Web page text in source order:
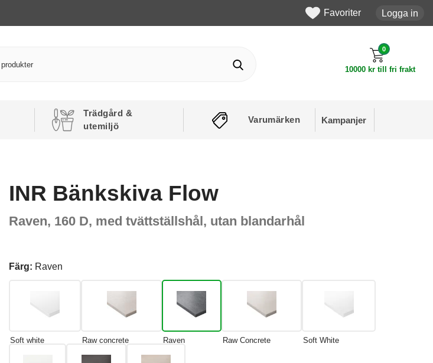
Favoriter Logga in
0
10000 kr till fri frakt
Trädgård &
utemiljö
Varumärken Kampanjer
INR Bänkskiva Flow
Raven, 160 D, med tvättställshål, utan blandarhål
Färg: Raven
Soft white Raw concrete Raven Raw Concrete Soft White